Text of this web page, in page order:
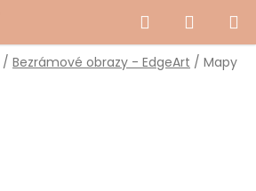
Hľadať
KOŠÍK
/ Bezrámové obrazy - EdgeArt / Mapy